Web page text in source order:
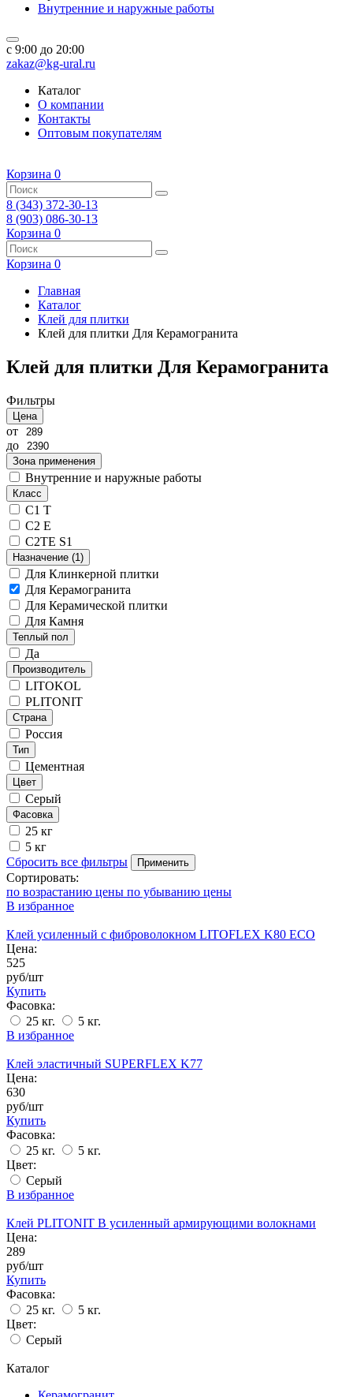
Внутренние и наружные работы
c 9:00 до 20:00
zakaz@kg-ural.ru
Каталог
О компании
Контакты
Оптовым покупателям
Корзина 0
8 (343) 372-30-13
8 (903) 086-30-13
Корзина 0
Корзина 0
Главная
Каталог
Клей для плитки
Клей для плитки Для Керамогранита
Клей для плитки Для Керамогранита
Фильтры
Цена
от
до
Зона применения
Внутренние и наружные работы
Класс
C1 T
С2 Е
C2TE S1
Назначение (1)
Для Клинкерной плитки
Для Керамогранита
Для Керамической плитки
Для Камня
Теплый пол
Да
Производитель
LITOKOL
PLITONIT
Страна
Россия
Тип
Цементная
Цвет
Серый
Фасовка
25 кг
5 кг
Сбросить все фильтры
Применить
Сортировать:
по возрастанию цены по убыванию цены
В избранное
Клей усиленный с фиброволокном LITOFLEX K80 ECO
Цена:
525
руб/шт
Купить
Фасовка:
25 кг.
5 кг.
В избранное
Клей эластичный SUPERFLEX K77
Цена:
630
руб/шт
Купить
Фасовка:
25 кг.
5 кг.
Цвет:
Серый
В избранное
Клей PLITONIT В усиленный армирующими волокнами
Цена:
289
руб/шт
Купить
Фасовка:
25 кг.
5 кг.
Цвет:
Серый
Каталог